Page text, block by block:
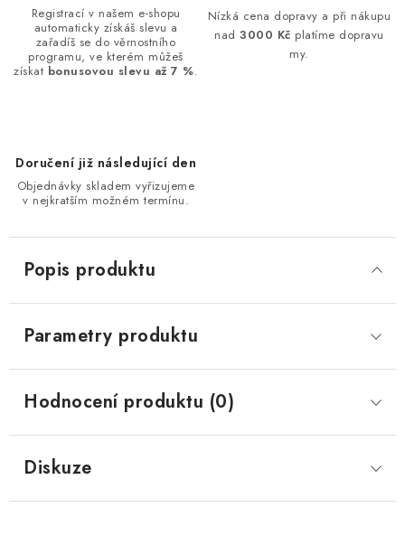
Registrací v našem e-shopu
automaticky získáš slevu a
zařadíš se do věrnostního
programu, ve kterém můžeš
získat bonusovou slevu až 7 %.
Nízká cena dopravy a při nákupu
nad3000 Kč platíme dopravu
my.
Doručení již následující den
Objednávky skladem vyřizujeme
v nejkratším možném termínu.
Popis produktu
Parametry produktu
Hodnocení produktu (0)
Diskuze